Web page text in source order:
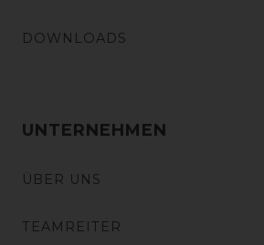
DOWNLOADS
UNTERNEHMEN
ÜBER UNS
TEAMREITER